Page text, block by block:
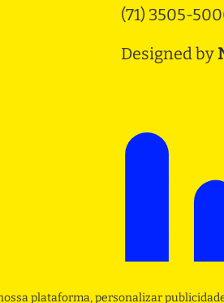
(71) 3505-
Designed by
plataforma, personalizar